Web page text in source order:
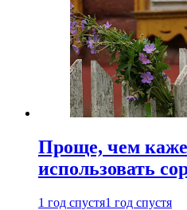
Проще, чем
использовать
1 год спустя1 год спустя